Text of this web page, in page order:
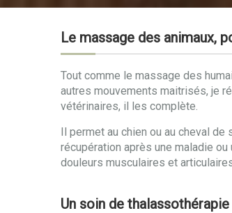
Le massage des animaux,
Tout comme le massage des
autres mouvements maitrisés, je
vétérinaires, il les complète.
Il permet au chien ou au cheval
récupération après une maladie
douleurs musculaires et
Un soin de